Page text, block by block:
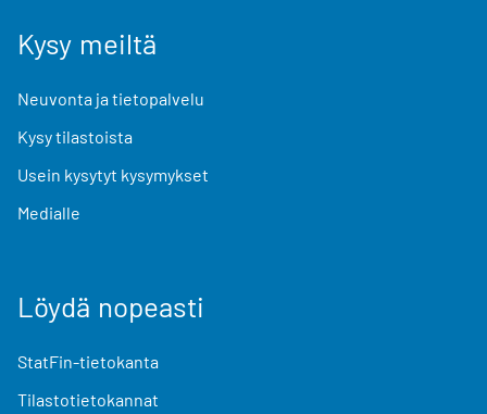
Kysy meiltä
Neuvonta ja tietopalvelu
Kysy tilastoista
Usein kysytyt kysymykset
Medialle
Löydä nopeasti
StatFin-tietokanta
Tilastotietokannat